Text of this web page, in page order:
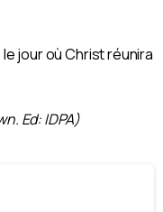
jour où Christ réunira
Ed: IDPA)